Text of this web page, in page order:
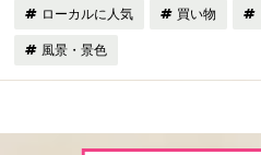
ローカルに人気 買い物
風景・景色